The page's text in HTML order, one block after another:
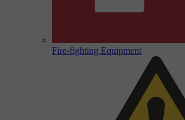
Fire-fighting Equipment